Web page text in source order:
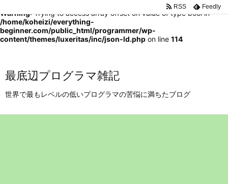
Warning: Trying to access array offset on value of type bool in
/home/koheizi/everything-
beginner.com/public_html/programmer/wp-
content/themes/luxeritas/inc/json-ld.php on line 114
最底辺プログラマ雑記
世界で最もレベルの低いプログラマの苦悩に満ちたブログ
RSS Feedly